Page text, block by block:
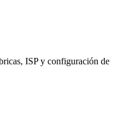
ISP y configuración de